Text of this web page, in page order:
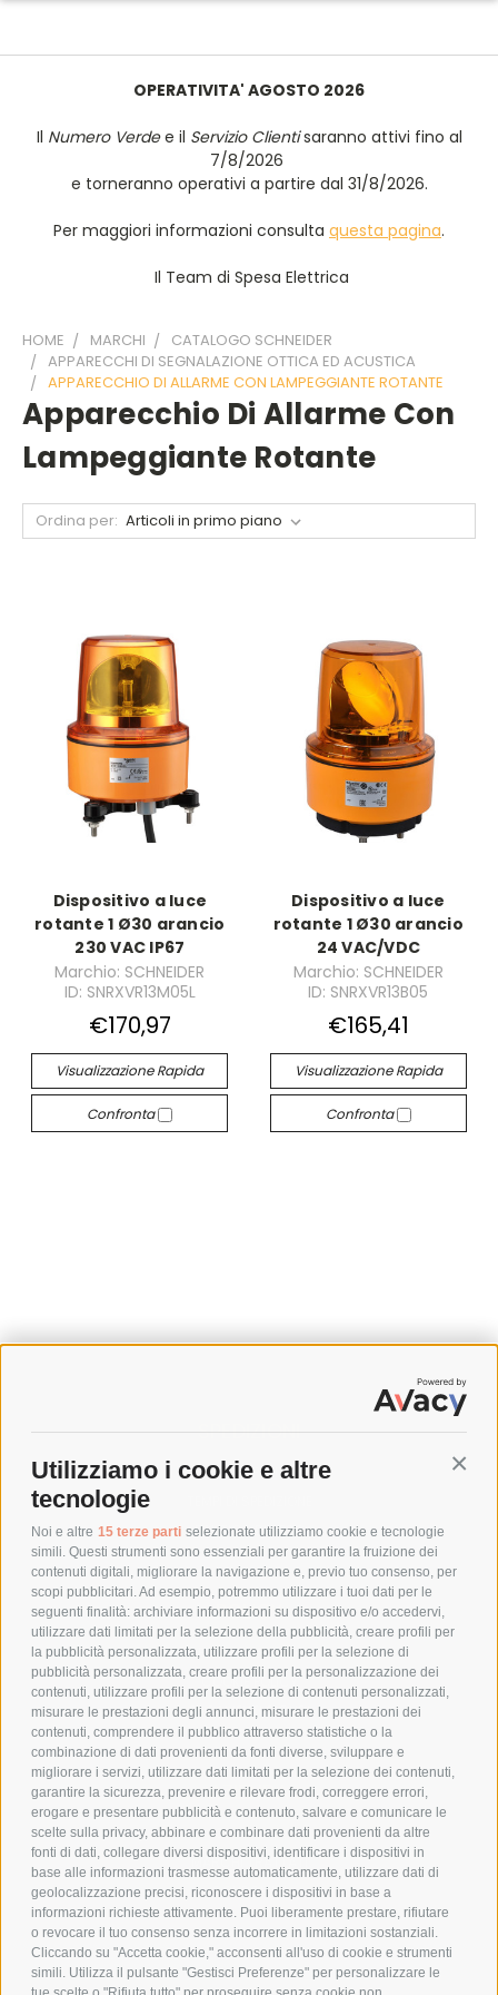
Utilizziamo i cookie e altre
tecnologie
Noi e altre 15 terze parti selezionate utilizziamo cookie e tecnologie
simili. Questi strumenti sono essenziali per garantire la fruizione dei
contenuti digitali, migliorare la navigazione e, previo tuo consenso, per
scopi pubblicitari. Ad esempio, potremmo utilizzare i tuoi dati per le
seguenti finalità: archiviare informazioni su dispositivo e/o accedervi,
utilizzare dati limitati per la selezione della pubblicità, creare profili per
la pubblicità personalizzata, utilizzare profili per la selezione di
pubblicità personalizzata, creare profili per la personalizzazione dei
contenuti, utilizzare profili per la selezione di contenuti personalizzati,
misurare le prestazioni degli annunci, misurare le prestazioni dei
contenuti, comprendere il pubblico attraverso statistiche o la
combinazione di dati provenienti da fonti diverse, sviluppare e
migliorare i servizi, utilizzare dati limitati per la selezione dei contenuti,
garantire la sicurezza, prevenire e rilevare frodi, correggere errori,
erogare e presentare pubblicità e contenuto, salvare e comunicare le
scelte sulla privacy, abbinare e combinare dati provenienti da altre
fonti di dati, collegare diversi dispositivi, identificare i dispositivi in
base alle informazioni trasmesse automaticamente, utilizzare dati di
geolocalizzazione precisi, riconoscere i dispositivi in base a
informazioni richieste attivamente. Puoi liberamente prestare, rifiutare
o revocare il tuo consenso senza incorrere in limitazioni sostanziali.
Cliccando su "Accetta cookie," acconsenti all'uso di cookie e strumenti
simili. Utilizza il pulsante "Gestisci Preferenze" per personalizzare le
OPERATIVITA' AGOSTO 2026
Il Numero Verdee il Servizio Clientisaranno attivi fino al
7/8/2026
e torneranno operativi a partire dal 31/8/2026.
Per maggiori informazioni consulta questa pagina.
Il Team di Spesa Elettrica
HOME MARCHI
CATALOGO SCHNEIDER
APPARECCHI DI SEGNALAZIONE OTTICA ED ACUSTICA
APPARECCHIO DI ALLARME CON LAMPEGGIANTE ROTANTE
Apparecchio Di Allarme Con
Lampeggiante Rotante
Ordina per:
Dispositivo a luce
rotante 1 Ø30 arancio
230 VAC IP67
Marchio: SCHNEIDER
ID: SNRXVR13M05L
€170,97
Visualizzazione Rapida
Confronta
Dispositivo a luce
rotante 1 Ø30 arancio
24 VAC/VDC
Marchio: SCHNEIDER
ID: SNRXVR13B05
€165,41
Visualizzazione Rapida
Confronta
SPEDIZIONI
COSTI DI SPEDIZIONE
POLITICA DI RESO
POLICY
PRIVACY POLICY
COOKIE POLICY
PAGAMENTI SICURI
AZIENDA
CHI SIAMO
MARCHI TRATTATI
CONDOMINI